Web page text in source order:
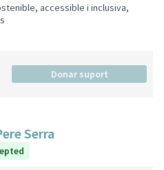
accessible i inclusiva,
Donar suport
Serra